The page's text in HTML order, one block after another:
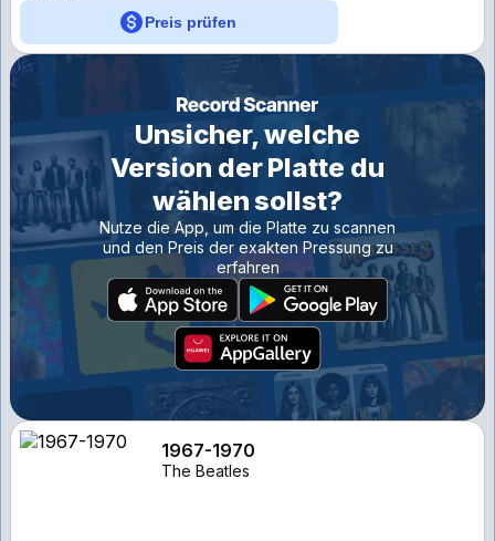
Preis prüfen
Unsicher, welche
Version der Platte du
wählen sollst?
Nutze die App, um die Platte zu scannen
und den Preis der exakten Pressung zu
erfahren
1967-1970
The Beatles